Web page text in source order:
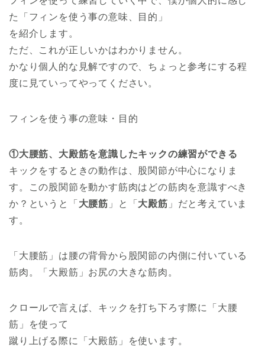
た「フィンを使う事の意味、目的」
を紹介します。
ただ、これが正しいかはわかりません。
かなり個人的な見解ですので、ちょっと参考にする程
度に見ていってやってください。
フィンを使う事の意味・目的
①大腰筋、大殿筋を意識したキックの練習ができる
キックをするときの動作は、股関節が中心になりま
す。この股関節を動かす筋肉はどの筋肉を意識すべき
か？というと「 大腰筋 」と「 大殿筋 」だと考えていま
す。
「大腰筋」は腰の背骨から股関節の内側に付いている
筋肉。「大殿筋」お尻の大きな筋肉。
クロールで言えば、キックを打ち下ろす際に「大腰
筋」を使って
蹴り上げる際に「大殿筋」を使います。